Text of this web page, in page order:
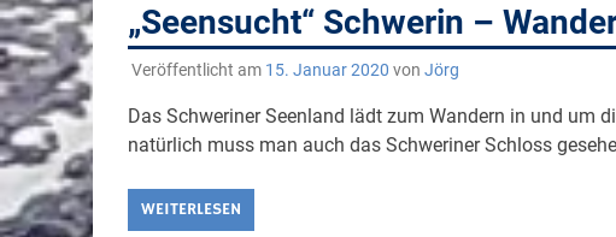
„Seensucht“ Schwerin –
Veröffentlicht am 15. Januar 2020 von Jörg
Das Schweriner Seenland lädt zum Wandern in und um
natürlich muss man auch das Schweriner Schloss
WEITERLESEN